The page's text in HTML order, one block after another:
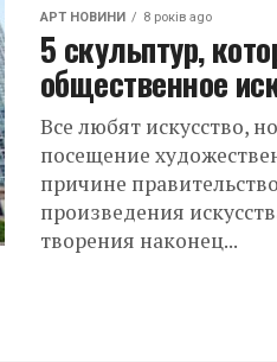
АРТ НОВИНИ 8 років ago
5 скульптур,
общественное
Все любят искусство,
посещение
причине
произведения
творения наконец...